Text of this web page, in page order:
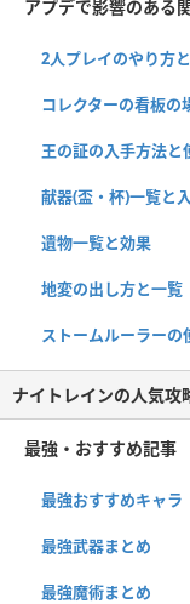
アプデで影響のある
2人プレイのやり方
コレクターの看板の
王の証の入手方法と
献器(盃・杯)一覧と
遺物一覧と効果
地変の出し方と一覧
ストームルーラーの
ナイトレインの人気攻
最強・おすすめ記事
最強おすすめキャラ
最強武器まとめ
最強魔術まとめ